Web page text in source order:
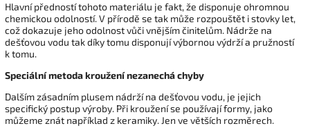
Hlavní předností tohoto materiálu je fakt, že disponuje ohromnou
chemickou odolností. V přírodě se tak může rozpouštět i stovky let,
což dokazuje jeho odolnost vůči vnějším činitelům. Nádrže na
dešťovou vodu tak díky tomu disponují výbornou výdrží a pružností
k tomu.
Speciální metoda kroužení nezanechá chyby
Dalším zásadním plusem nádrží na dešťovou vodu, je jejich
specifický postup výroby. Při kroužení se používají formy, jako
můžeme znát například z keramiky. Jen ve větších rozměrech.